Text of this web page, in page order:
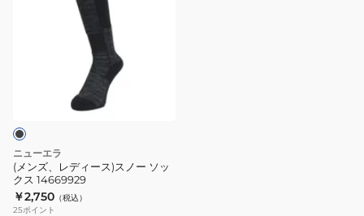
ス
ノ
ー
ソ
ッ
ニューエラ
(メンズ、レディース)スノー ソッ
クス 14669929
￥2,750 （税込）
25ポイント